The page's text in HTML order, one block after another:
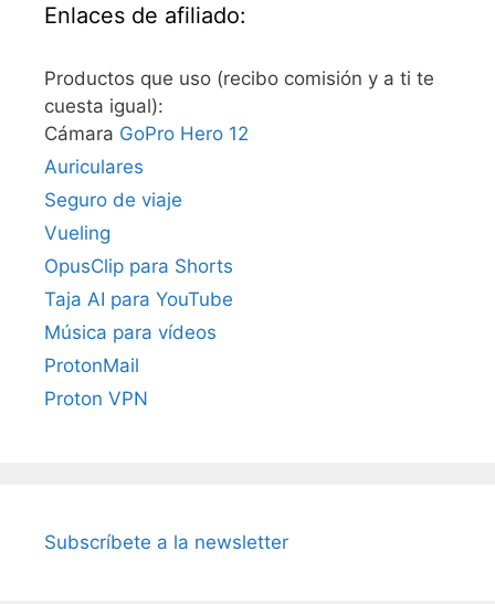
Enlaces de afiliado:
Productos que uso (recibo comisión y a ti te
cuesta igual):
Cámara GoPro Hero 12
Auriculares
Seguro de viaje
Vueling
OpusClip para Shorts
Taja AI para YouTube
Música para vídeos
ProtonMail
Proton VPN
Subscríbete a la newsletter